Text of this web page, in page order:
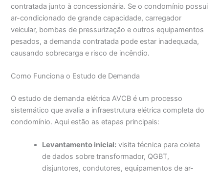
contratada junto à concessionária. Se o condomínio possui
ar-condicionado de grande capacidade, carregador
veicular, bombas de pressurização e outros equipamentos
pesados, a demanda contratada pode estar inadequada,
causando sobrecarga e risco de incêndio.
Como Funciona o Estudo de Demanda
O estudo de demanda elétrica AVCB é um processo
sistemático que avalia a infraestrutura elétrica completa do
condomínio. Aqui estão as etapas principais:
Levantamento inicial: visita técnica para coleta
de dados sobre transformador, QGBT,
disjuntores, condutores, equipamentos de ar-